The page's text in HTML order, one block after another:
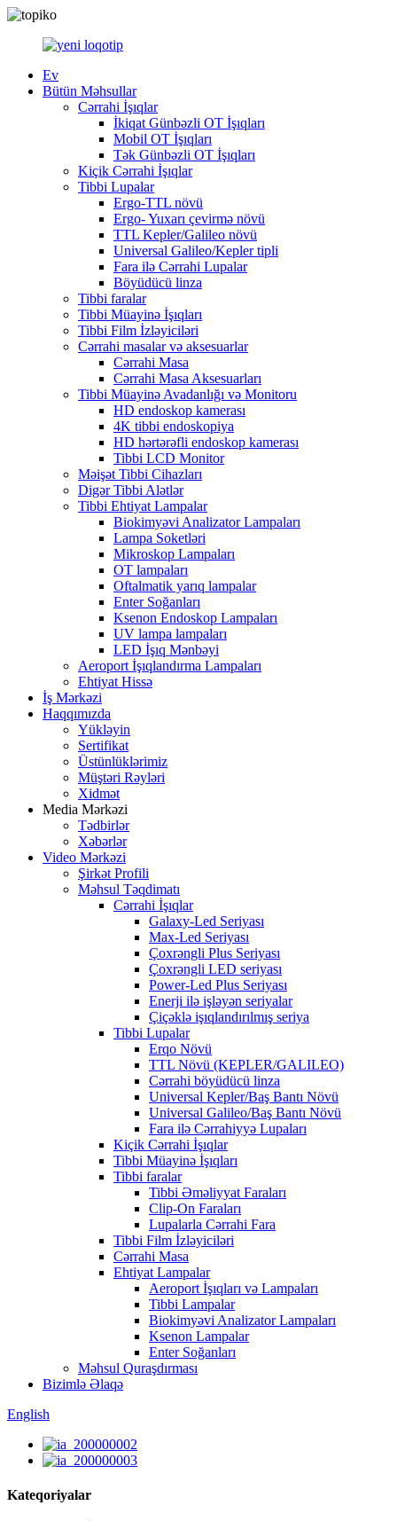
Ev
Bütün Məhsullar
Cərrahi İşıqlar
İkiqat Günbəzli OT İşıqları
Mobil OT İşıqları
Tək Günbəzli OT İşıqları
Kiçik Cərrahi İşıqlar
Tibbi Lupalar
Ergo-TTL növü
Ergo- Yuxarı çevirmə növü
TTL Kepler/Galileo növü
Universal Galileo/Kepler tipli
Fara ilə Cərrahi Lupalar
Böyüdücü linza
Tibbi faralar
Tibbi Müayinə İşıqları
Tibbi Film İzləyiciləri
Cərrahi masalar və aksesuarlar
Cərrahi Masa
Cərrahi Masa Aksesuarları
Tibbi Müayinə Avadanlığı və Monitoru
HD endoskop kamerası
4K tibbi endoskopiya
HD hərtərəfli endoskop kamerası
Tibbi LCD Monitor
Məişət Tibbi Cihazları
Digər Tibbi Alətlər
Tibbi Ehtiyat Lampalar
Biokimyəvi Analizator Lampaları
Lampa Soketləri
Mikroskop Lampaları
OT lampaları
Oftalmatik yarıq lampalar
Enter Soğanları
Ksenon Endoskop Lampaları
UV lampa lampaları
LED İşıq Mənbəyi
Aeroport İşıqlandırma Lampaları
Ehtiyat Hissə
İş Mərkəzi
Haqqımızda
Yükləyin
Sertifikat
Üstünlüklərimiz
Müştəri Rəyləri
Xidmət
Media Mərkəzi
Tədbirlər
Xəbərlər
Video Mərkəzi
Şirkət Profili
Məhsul Təqdimatı
Cərrahi İşıqlar
Galaxy-Led Seriyası
Max-Led Seriyası
Çoxrəngli Plus Seriyası
Çoxrəngli LED seriyası
Power-Led Plus Seriyası
Enerji ilə işləyən seriyalar
Çiçəklə işıqlandırılmış seriya
Tibbi Lupalar
Erqo Növü
TTL Növü (KEPLER/GALILEO)
Cərrahi böyüdücü linza
Universal Kepler/Baş Bantı Növü
Universal Galileo/Baş Bantı Növü
Fara ilə Cərrahiyyə Lupaları
Kiçik Cərrahi İşıqlar
Tibbi Müayinə İşıqları
Tibbi faralar
Tibbi Əməliyyat Faraları
Clip-On Faraları
Lupalarla Cərrahi Fara
Tibbi Film İzləyiciləri
Cərrahi Masa
Ehtiyat Lampalar
Aeroport İşıqları və Lampaları
Tibbi Lampalar
Biokimyəvi Analizator Lampaları
Ksenon Lampalar
Enter Soğanları
Məhsul Quraşdırması
Bizimlə Əlaqə
English
Kateqoriyalar